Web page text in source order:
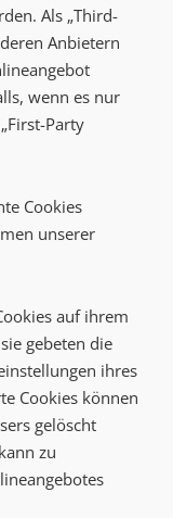
Als „Third-
Anbietern
wenn es nur
Party
Cookies
unserer
auf ihrem
gebeten die
ihres
Cookies können
gelöscht
zu